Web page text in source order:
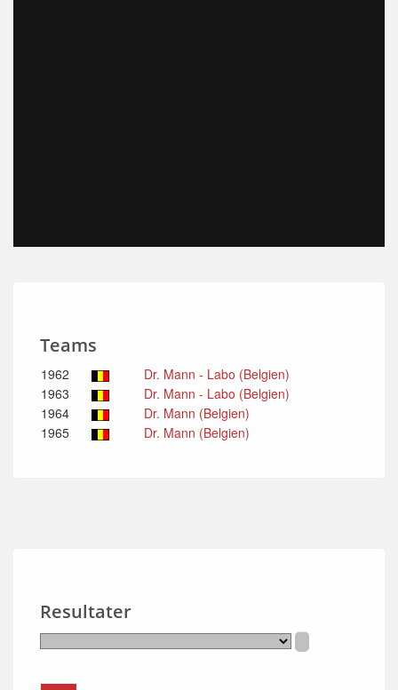
Teams
1962
Dr. Mann - Labo (Belgien)
1963
Dr. Mann - Labo (Belgien)
1964
Dr. Mann (Belgien)
1965
Dr. Mann (Belgien)
Resultater